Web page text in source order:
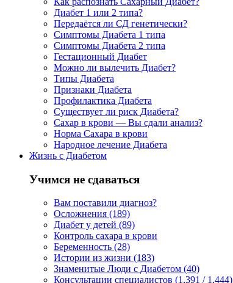
Диабет 1 или 2 типа?
Передаётся ли СД генетически?
Симптомы Диабета 1 типа
Симптомы Диабета 2 типа
Гестационный Диабет
Можно ли вылечить Диабет?
Типы Диабета
Признаки Диабета
Профилактика Диабета
Существует ли риск Диабета?
Сахар в крови — Вы сдали анализ?
Норма Сахара в крови
Народное лечение Диабета
Жизнь с Диабетом
Учимся не сдаваться
Вам поставили диагноз?
Осложнения (189)
Диабет у детей (89)
Контроль сахара в крови
Беременность (28)
Истории из жизни (183)
Знаменитые Люди с Диабетом (40)
Консультации специалистов (1,391 / 1,444)